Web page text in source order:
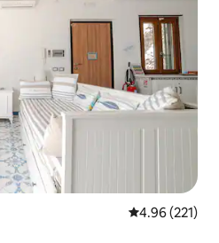
Calificación
4.96 (221)